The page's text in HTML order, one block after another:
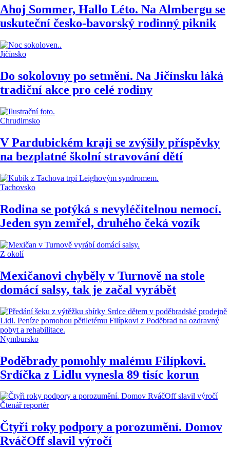
Ahoj Sommer, Hallo Léto. Na Almbergu se
uskuteční česko-bavorský rodinný piknik
Jičínsko
Do sokolovny po setmění. Na Jičínsku láká
tradiční akce pro celé rodiny
Chrudimsko
V Pardubickém kraji se zvýšily příspěvky
na bezplatné školní stravování dětí
Tachovsko
Rodina se potýká s nevyléčitelnou nemocí.
Jeden syn zemřel, druhého čeká vozík
Z okolí
Mexičanovi chyběly v Turnově na stole
domácí salsy, tak je začal vyrábět
Nymbursko
Poděbrady pomohly malému Filípkovi.
Srdíčka z Lidlu vynesla 89 tisíc korun
Čtenář reportér
Čtyři roky podpory a porozumění. Domov
RváčOff slavil výročí